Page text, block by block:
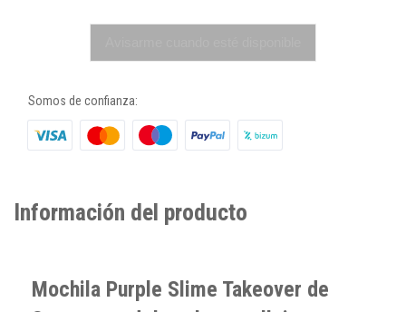
Somos de confianza:
Información del producto
Mochila Purple Slime Takeover de